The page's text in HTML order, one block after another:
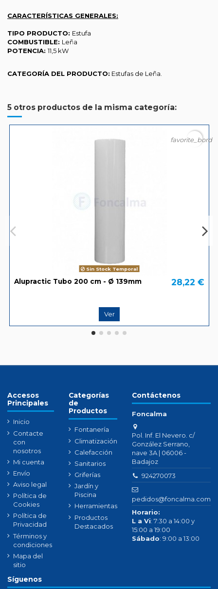
CARACTERÍSTICAS GENERALES:
TIPO PRODUCTO: Estufa
COMBUSTIBLE: Leña
POTENCIA:11,5 kW
CATEGORÍA DEL PRODUCTO: Estufas de Leña.
5 otros productos de la misma categoría:
Sin Stock Temporal
Alupractic Tubo 200 cm - Ø 139mm 28,22 €
Ver
Accesos
Principales
Inicio
Contacte
con
nosotros
Mi cuenta
Envío
Aviso legal
Política de
Cookies
Política de
Privacidad
Términos y
condiciones
Mapa del
sitio
Categorías
de
Productos
Fontanería
Climatización
Calefacción
Sanitarios
Griferías
Jardín y
Piscina
Herramientas
Productos
Destacados
Contáctenos
Foncalma
Pol. Inf. El Nevero. c/
González Serrano,
nave 3A | 06006 -
Badajoz
924270073
pedidos@foncalma.com
Horario:
L a Vi: 7:30 a 14:00 y
15:00 a 19:00
Sábado: 9:00 a 13:00
Síguenos